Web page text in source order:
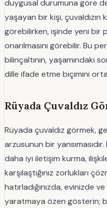
duygusal durumuna göre
yaşayan bir kişi, çuvaldızın
görebilirken, işinde yeni bir
onarılmasını görebilir. Bu
bilinçaltının, yaşamındaki
dille ifade etme biçimini
Rüyada Çuvaldız
Rüyada çuvaldız görmek,
arzusunun bir
daha iyi iletişim kurma,
karşılaştığınız zorlukları
hatırladığınızda, evinizde
yaratmaya özen gösterin;